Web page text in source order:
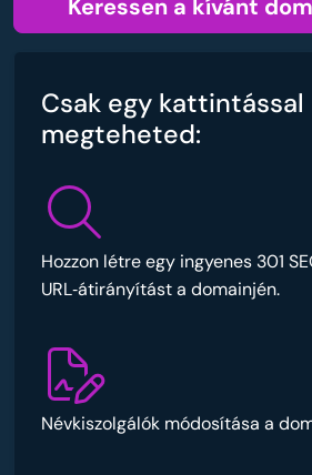
Keressen a kívánt
Csak egy kattintással
megteheted:
Hozzon létre egy ingyenes 301
URL‑átirányítást a domainjén.
Névkiszolgálók módosítása a